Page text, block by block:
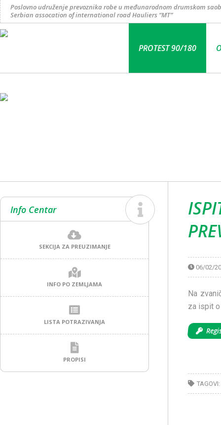
Poslovno udruženje prevoznika robe u međunarodnom drumskom
Serbian assocation of international road Hauliers “MT”
PROTEST 90/180
Info Centar
SEKCIJA ZA PREUZIMANJE
INFO PO ZEMLJAMA
LISTA POTRAZIVANJA
PROPISI
06/02/
Na
za ispit
TAGOVI: